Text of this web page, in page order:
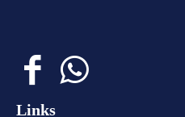
Links